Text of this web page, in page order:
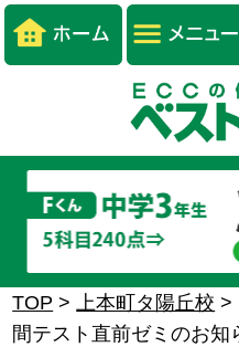
TOP >上本町タ陽丘校 >
間テスト直前ゼミのお